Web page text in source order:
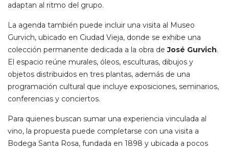
adaptan al ritmo del grupo.
La agenda también puede incluir una visita al Museo
Gurvich, ubicado en Ciudad Vieja, donde se exhibe una
colección permanente dedicada a la obra deJosé Gurvich.
El espacio reúne murales, óleos, esculturas, dibujos y
objetos distribuidos en tres plantas, además de una
programación cultural que incluye exposiciones, seminarios,
conferencias y conciertos.
Para quienes buscan sumar una experiencia vinculada al
vino, la propuesta puede completarse con una visita a
Bodega Santa Rosa, fundada en 1898 y ubicada a pocos